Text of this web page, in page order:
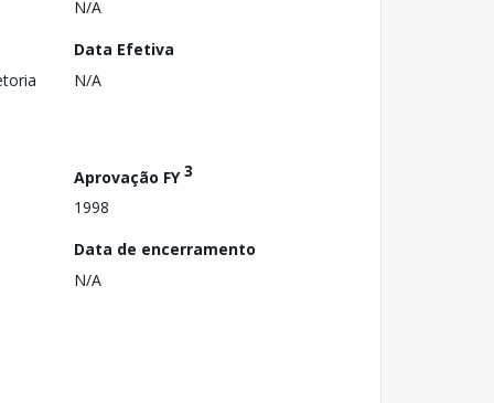
N/A
Data Efetiva
N/A
Aprovação FY3
1998
Data de encerramento
N/A